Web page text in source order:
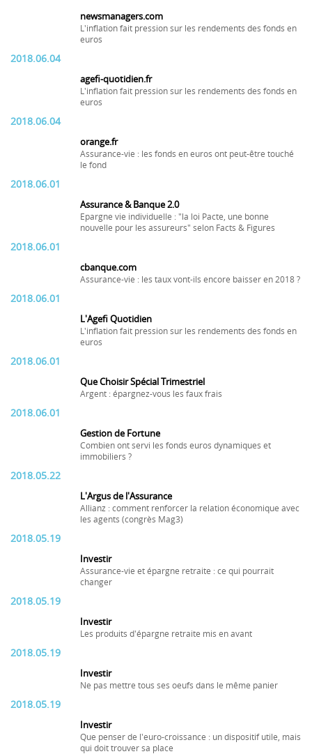
newsmanagers.com
L'inflation fait pression sur les rendements des fonds en
euros
2018.06.04
agefi-quotidien.fr
L'inflation fait pression sur les rendements des fonds en
euros
2018.06.04
orange.fr
Assurance-vie : les fonds en euros ont peut-être touché
le fond
2018.06.01
Assurance & Banque 2.0
Epargne vie individuelle : "la loi Pacte, une bonne
nouvelle pour les assureurs" selon Facts & Figures
2018.06.01
cbanque.com
Assurance-vie : les taux vont-ils encore baisser en 2018 ?
2018.06.01
L'Agefi Quotidien
L'inflation fait pression sur les rendements des fonds en
euros
2018.06.01
Que Choisir Spécial Trimestriel
Argent : épargnez-vous les faux frais
2018.06.01
Gestion de Fortune
Combien ont servi les fonds euros dynamiques et
immobiliers ?
2018.05.22
L'Argus de l'Assurance
Allianz : comment renforcer la relation économique avec
les agents (congrès Mag3)
2018.05.19
Investir
Assurance-vie et épargne retraite : ce qui pourrait
changer
2018.05.19
Investir
Les produits d'épargne retraite mis en avant
2018.05.19
Investir
Ne pas mettre tous ses oeufs dans le même panier
2018.05.19
Investir
Que penser de l'euro-croissance : un dispositif utile, mais
qui doit trouver sa place